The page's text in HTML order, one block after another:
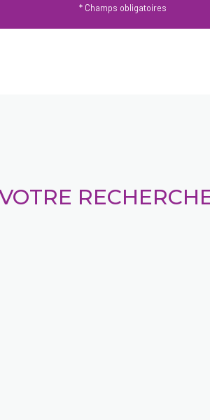
* Champs obligatoires